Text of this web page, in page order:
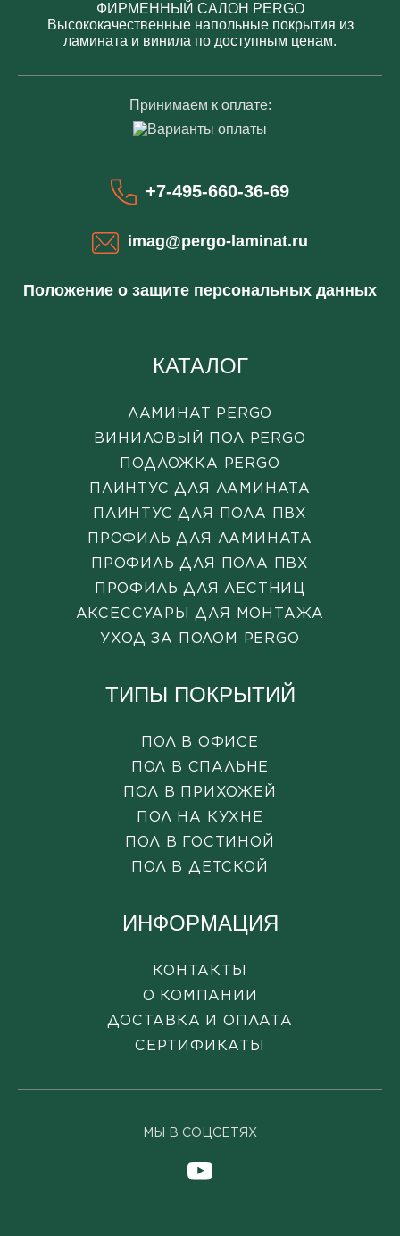
ФИРМЕННЫЙ САЛОН PERGO
Высококачественные напольные покрытия из
ламината и винила по доступным ценам.
Принимаем к оплате:
+7-495-660-36-69
imag@pergo-laminat.ru
Положение о защите персональных данных
КАТАЛОГ
ЛАМИНАТ PERGO
ВИНИЛОВЫЙ ПОЛ PERGO
ПОДЛОЖКА PERGO
ПЛИНТУС ДЛЯ ЛАМИНАТА
ПЛИНТУС ДЛЯ ПОЛА ПВХ
ПРОФИЛЬ ДЛЯ ЛАМИНАТА
ПРОФИЛЬ ДЛЯ ПОЛА ПВХ
ПРОФИЛЬ ДЛЯ ЛЕСТНИЦ
АКСЕССУАРЫ ДЛЯ МОНТАЖА
УХОД ЗА ПОЛОМ PERGO
ТИПЫ ПОКРЫТИЙ
ПОЛ В ОФИСЕ
ПОЛ В СПАЛЬНЕ
ПОЛ В ПРИХОЖЕЙ
ПОЛ НА КУХНЕ
ПОЛ В ГОСТИНОЙ
ПОЛ В ДЕТСКОЙ
ИНФОРМАЦИЯ
КОНТАКТЫ
О КОМПАНИИ
ДОСТАВКА И ОПЛАТА
СЕРТИФИКАТЫ
МЫ В СОЦСЕТЯХ